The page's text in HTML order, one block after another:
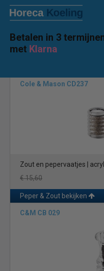
Betalen in 3
met Klarna
Premium
Home Merken
Cole & Mason CD237
Zout en pepervaatjes |
€ 15,60
Peper & Zout bekijken
C&M CB 029